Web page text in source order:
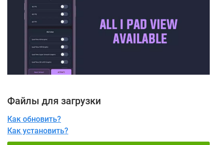
Файлы для загрузки
Как обновить?
Как установить?